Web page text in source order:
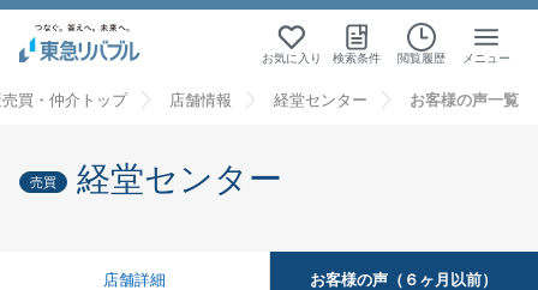
お気に入り 検索条件 閲覧履歴 メニュー
買・仲介トップ 店舗情報 経堂センター お客様の声一覧
売買 経堂センター
店舗詳細 お客様の声（６ヶ月以前）